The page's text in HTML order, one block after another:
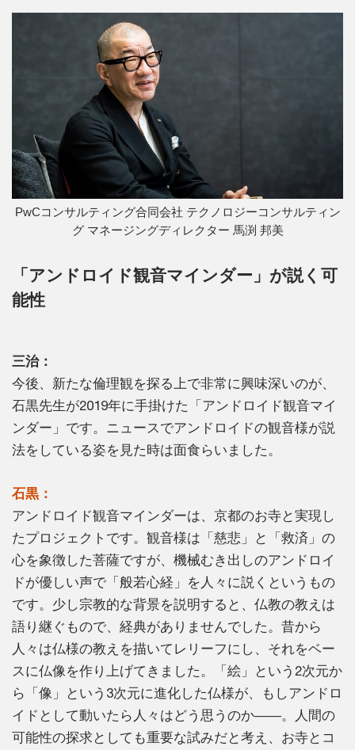
PwCコンサルティング合同会社 テクノロジーコンサルティン
グ マネージングディレクター 馬渕 邦美
「アンドロイド観音マインダー」が説く可
能性
三治：
今後、新たな倫理観を探る上で非常に興味深いのが、
石黒先生が2019年に手掛けた「アンドロイド観音マイ
ンダー」です。ニュースでアンドロイドの観音様が説
法をしている姿を見た時は面食らいました。
石黒：
アンドロイド観音マインダーは、京都のお寺と実現し
たプロジェクトです。観音様は「慈悲」と「救済」の
心を象徴した菩薩ですが、機械むき出しのアンドロイ
ドが優しい声で「般若心経」を人々に説くというもの
です。少し宗教的な背景を説明すると、仏教の教えは
語り継ぐもので、経典がありませんでした。昔から
人々は仏様の教えを描いてレリーフにし、それをベー
スに仏像を作り上げてきました。「絵」という2次元か
ら「像」という3次元に進化した仏様が、もしアンドロ
イドとして動いたら人々はどう思うのか――。人間の
可能性の探求としても重要な試みだと考え、お寺とコ